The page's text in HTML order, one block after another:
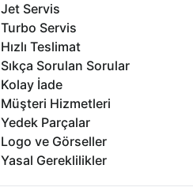
Jet Servis
Turbo Servis
Hızlı Teslimat
Sıkça Sorulan Sorular
Kolay İade
Müşteri Hizmetleri
Yedek Parçalar
Logo ve Görseller
Yasal Gereklilikler